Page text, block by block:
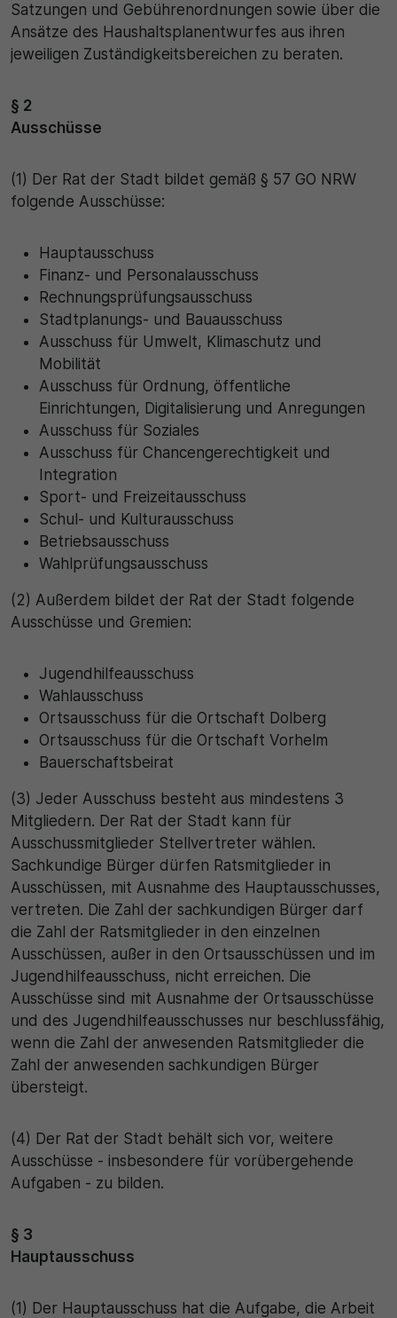
Satzungen und Gebührenordnungen sowie über die
Ansätze des Haushaltsplanentwurfes aus ihren
jeweiligen Zuständigkeitsbereichen zu beraten.
§ 2
Ausschüsse
(1) Der Rat der Stadt bildet gemäß § 57 GO NRW
folgende Ausschüsse:
Hauptausschuss
Finanz- und Personalausschuss
Rechnungsprüfungsausschuss
Stadtplanungs- und Bauausschuss
Ausschuss für Umwelt, Klimaschutz und
Mobilität
Ausschuss für Ordnung, öffentliche
Einrichtungen, Digitalisierung und Anregungen
Ausschuss für Soziales
Ausschuss für Chancengerechtigkeit und
Integration
Sport- und Freizeitausschuss
Schul- und Kulturausschuss
Betriebsausschuss
Wahlprüfungsausschuss
(2) Außerdem bildet der Rat der Stadt folgende
Ausschüsse und Gremien:
Jugendhilfeausschuss
Wahlausschuss
Ortsausschuss für die Ortschaft Dolberg
Ortsausschuss für die Ortschaft Vorhelm
Bauerschaftsbeirat
(3) Jeder Ausschuss besteht aus mindestens 3
Mitgliedern. Der Rat der Stadt kann für
Ausschussmitglieder Stellvertreter wählen.
Sachkundige Bürger dürfen Ratsmitglieder in
Ausschüssen, mit Ausnahme des Hauptausschusses,
vertreten. Die Zahl der sachkundigen Bürger darf
die Zahl der Ratsmitglieder in den einzelnen
Ausschüssen, außer in den Ortsausschüssen und im
Jugendhilfeausschuss, nicht erreichen. Die
Ausschüsse sind mit Ausnahme der Ortsausschüsse
und des Jugendhilfeausschusses nur beschlussfähig,
wenn die Zahl der anwesenden Ratsmitglieder die
Zahl der anwesenden sachkundigen Bürger
übersteigt.
(4) Der Rat der Stadt behält sich vor, weitere
Ausschüsse - insbesondere für vorübergehende
Aufgaben - zu bilden.
§ 3
Hauptausschuss
(1) Der Hauptausschuss hat die Aufgabe, die Arbeit
Name
SgCookieOptin.lastPreferences
Cookie Consent / Ahlen
1 Jahr
Dieser Wert speichert Ihre Consent-Einstellungen.
Unter anderem eine zufällig generierte ID, für die
historische Speicherung Ihrer vorgenommen
Einstellungen, falls der Webseiten-Betreiber dies
eingestellt hat.
Matomo
Laufzeit
Zweck
wie die eindeutige Besucher-ID zu speichern.
_pk_ses\..*$
Anbieter
Matomo
Laufzeit
30 Minuten
Zweck
Wird für statistische Zwecke verwendet, um
vorübergehende Daten des Besuchs zu speichern.